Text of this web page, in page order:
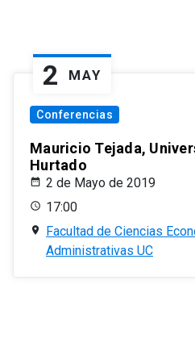
2 MAY
Conferencias
Mauricio Tejada,
Hurtado
2 de Mayo de 2019
17:00
Facultad de Ciencias
Administrativas UC